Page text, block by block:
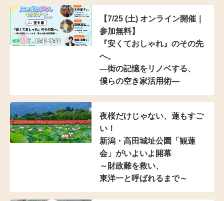
【7/25 (土) オンライン開催｜
参加無料】
『安くておしゃれ』のその先
へ。
―街の記憶をリノベする、
僕らの空き家活用術―
夜桜だけじゃない、蓮もすご
い！
新潟・高田城址公園「観蓮
会」がいよいよ開幕
～財政難を救い、
東洋一と呼ばれるまで～